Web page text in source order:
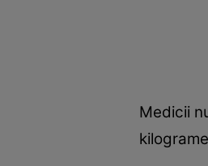
Medicii